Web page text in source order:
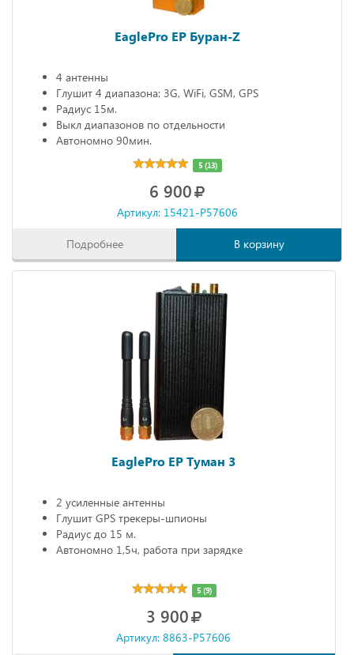
EaglePro EP Буран-Z
4 антенны
Глушит 4 диапазона: 3G, WiFi, GSM, GPS
Радиус 15м.
Выкл диапазонов по отдельности
Автономно 90мин.
5 (13)
6 900
Артикул: 15421-P57606
Подробнее В корзину
EaglePro EP Туман 3
2 усиленные антенны
Глушит GPS трекеры-шпионы
Радиус до 15 м.
Автономно 1,5ч, работа при зарядке
5 (9)
3 900
Артикул: 8863-P57606